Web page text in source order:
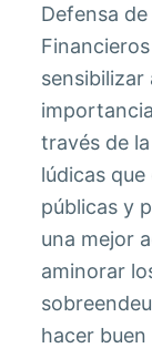
Defensa
sensibilizar
través de
lúdicas
públicas y
una mejor
aminorar
hacer